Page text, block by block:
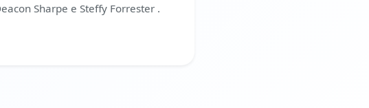
Sharpe e Steffy Forrester .